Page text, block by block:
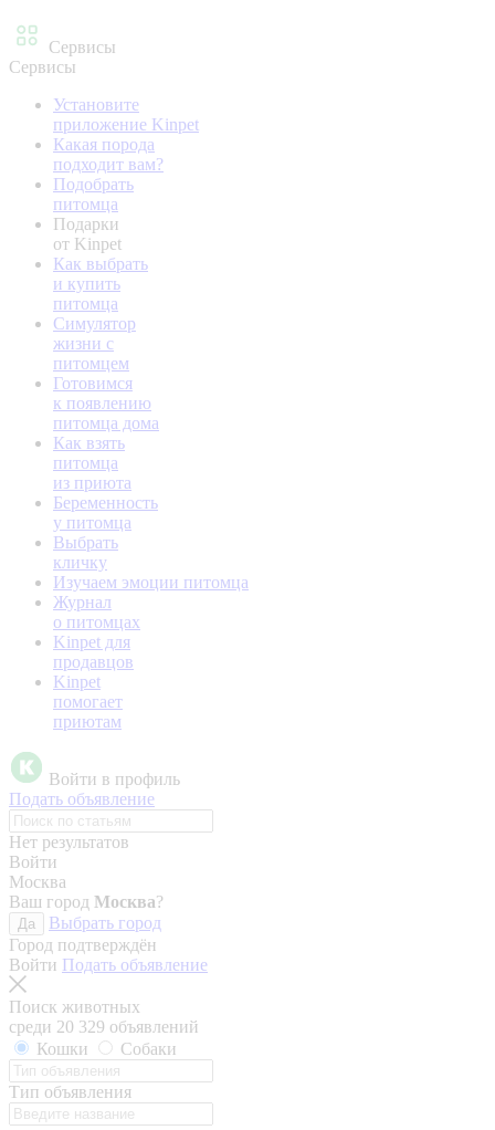
Сервисы
Сервисы
Установите
приложение Kinpet
Какая порода
подходит вам?
Подобрать
питомца
Подарки
от Kinpet
Как выбрать
и купить
питомца
Симулятор
жизни с
питомцем
Готовимся
к появлению
питомца дома
Как взять
питомца
из приюта
Беременность
у питомца
Выбрать
кличку
Изучаем эмоции питомца
Журнал
о питомцах
Kinpet для
продавцов
Kinpet
помогает
приютам
Войти в профиль
Подать объявление
Нет результатов
Войти
Москва
Ваш город Москва?
Да
Выбрать город
Город подтверждён
Войти Подать объявление
Поиск животных
среди 20 329 объявлений
Кошки
Собаки
Тип объявления